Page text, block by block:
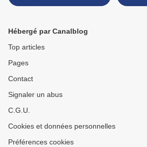
afrobrésilienne
Hébergé par Canalblog
Top articles
Pages
Contact
Signaler un abus
C.G.U.
Cookies et données personnelles
Préférences cookies